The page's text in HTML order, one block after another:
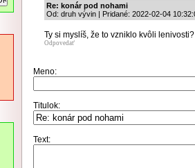
Re: konár pod nohami
Od: druh vývin | Pridané: 2022-02-04
Ty si myslíš, že to vzniklo kvôli
Odpovedať
Meno:
Titulok:
Text: